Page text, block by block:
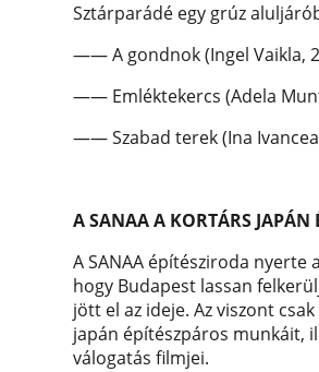
Sztárparádé egy grúz
—— A gondnok (Ingel Vaikla,
—— Emléktekercs (Adela
—— Szabad terek (Ina
A SANAA A KORTÁRS JAPÁN
A SANAA építésziroda nyerte
hogy Budapest lassan
jött el az ideje. Az viszont
japán építészpáros munkáit,
válogatás filmjei.